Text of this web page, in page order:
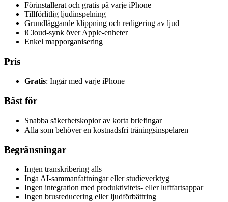
Förinstallerat och gratis på varje iPhone
Tillförlitlig ljudinspelning
Grundläggande klippning och redigering av ljud
iCloud-synk över Apple-enheter
Enkel mapporganisering
Pris
Gratis: Ingår med varje iPhone
Bäst för
Snabba säkerhetskopior av korta briefingar
Alla som behöver en kostnadsfri träningsinspelaren
Begränsningar
Ingen transkribering alls
Inga AI-sammanfattningar eller studieverktyg
Ingen integration med produktivitets- eller luftfartsappar
Ingen brusreducering eller ljudförbättring